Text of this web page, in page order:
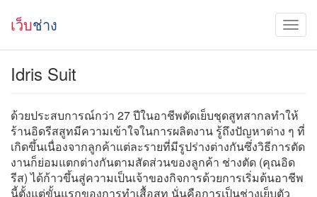
เว็บช่าง
Idris Suit
ด้วยประสบการณ์กว่า 27 ปีในอาชีพตัดเย็บชุดสูทสากลทำให้
ร้านอิดรีสสูทมีความเข้าใจในการผลิตงาน รู้ถึงปัญหาต่าง ๆ ที่
เกิดขึ้นเนื่องจากลูกค้าแต่ละรายที่มีรูปร่างต่างกันซึ่งวิธีการตัด
งานก็ย่อมแตกต่างกันตามสัดส่วนของลูกค้า ช่างตัด (คุณอิด
รีส) ได้ก้าวขึ้นสู่ความเป็นเจ้าของกิจการด้วยการเริ่มต้นอาชีพ
นี้ตั้งแต่ขั้นแรกของการทำเสื้อสูท นั่นคือการเป็นช่างเย็บตัว